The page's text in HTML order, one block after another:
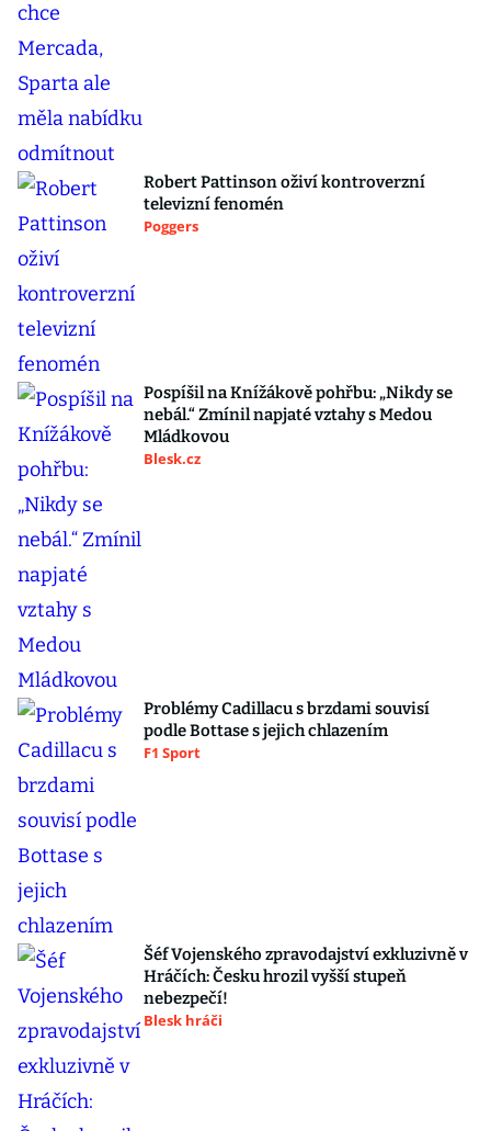
Robert Pattinson oživí kontroverzní
televizní fenomén
Poggers
Pospíšil na Knížákově pohřbu: „Nikdy se
nebál.“ Zmínil napjaté vztahy s Medou
Mládkovou
Blesk.cz
Problémy Cadillacu s brzdami souvisí
podle Bottase s jejich chlazením
F1 Sport
Šéf Vojenského zpravodajství exkluzivně v
Hráčích: Česku hrozil vyšší stupeň
nebezpečí!
Blesk hráči